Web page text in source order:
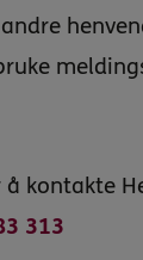
å kontakte
313